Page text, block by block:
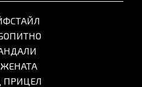
ЖЕНАТА
ПРИЦЕЛ